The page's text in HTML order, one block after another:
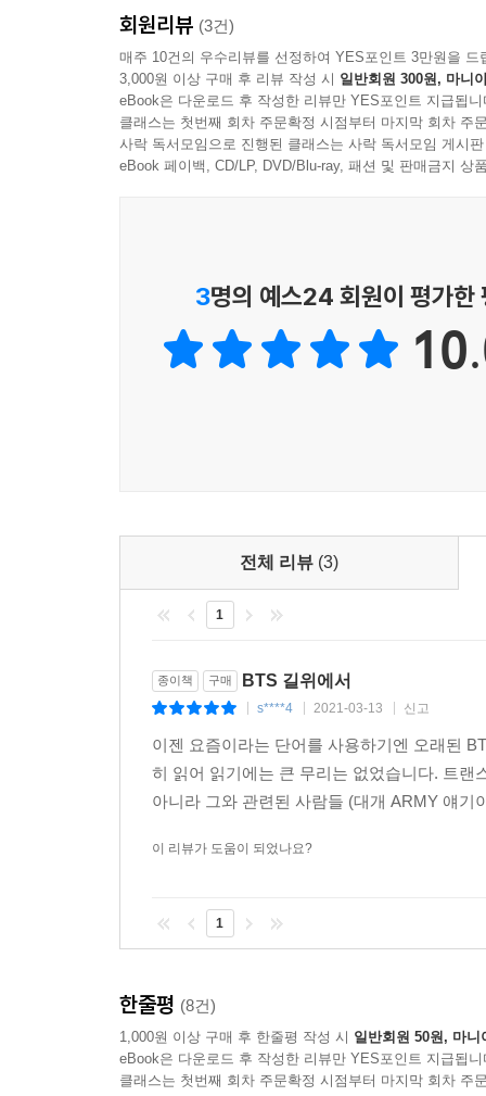
대상으로 인터뷰를 진행해 이 책의 많은 디테일
자문하며 케이팝의 미래에 대한 대중의 궁금증
Mnet [BTS SPECIAL Dynamite]에 출연해 다음과
“청년 세대에 대한 메시지, 젠더 차원에서 스스
주는 중요한 역할. 세 가지 차원에서 수치화할 수
일반인이 ‘느끼면서도 언어로 정리하지 못했던’ 질
전문가의 관점에서 생생하게 풀어내다
현상의 핵심으로 뛰어들어 BTS의 글로벌 팬덤 현
BTS 팬들 사이에서 레전드로 불리는 유튜브 영
현장의 생생한 목소리를 충실히 담고 있다. 그
풀어낸다는 평가를 받는다.
“교수님도 혹시 아미세요? 너무 정확한 분석에
있던 방탄소년단에 대한 많은 분석들을 꽉 채워
BTS 현상을 관통하는 핵심 키워드 6가지를 분석하
케이팝ㆍ트랜스미디어ㆍ세대ㆍ팬덤 아미ㆍ인종
2장은 BTS 정체성의 핵심이라고도 볼 수 있는,
3장은 전 세계 청년들이 왜 BTS에게 열렬히
불확실한 미래의 전망 속에서 청년 세대가 겪는
BTS의 음악과 삶이 어떤 의미로 세계 청년들에게
회원리뷰 (3건)
매주 10건의 우수리뷰를 선정하여 YES포인트 3만원을 드
3,000원 이상 구매 후 리뷰 작성 시 일반회원 300원, 마니
eBook은 다운로드 후 작성한 리뷰만 YES포인트 지급됩니
클래스는 첫번째 회차 주문확정 시점부터 마지막 회차 주
사락 독서모임으로 진행된 클래스는 사락 독서모임 게시
eBook 페이백, CD/LP, DVD/Blu-ray, 패션 및 판매금지 상
3명의 예스24 회원이 평가한
전체 리뷰 (3)
1
종이책 구매 BTS 길위에서
s****4 2021-03-13 신고
이젠 요즘이라는 단어를 사용하기엔 오래된
히 읽어 읽기에는 큰 무리는 없었습니다. 트랜
아니라 그와 관련된 사람들 (대개 ARMY 얘
이 리뷰가 도움이 되었나요?
1
한줄평 (8건)
1,000원 이상 구매 후 한줄평 작성 시 일반회원 50원, 마니
eBook은 다운로드 후 작성한 리뷰만 YES포인트 지급됩니
클래스는 첫번째 회차 주문확정 시점부터 마지막 회차 주